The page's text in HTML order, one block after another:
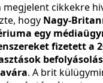
megjelent cikkekre
hogy Nagy-
egy
fizetett a
. A brit